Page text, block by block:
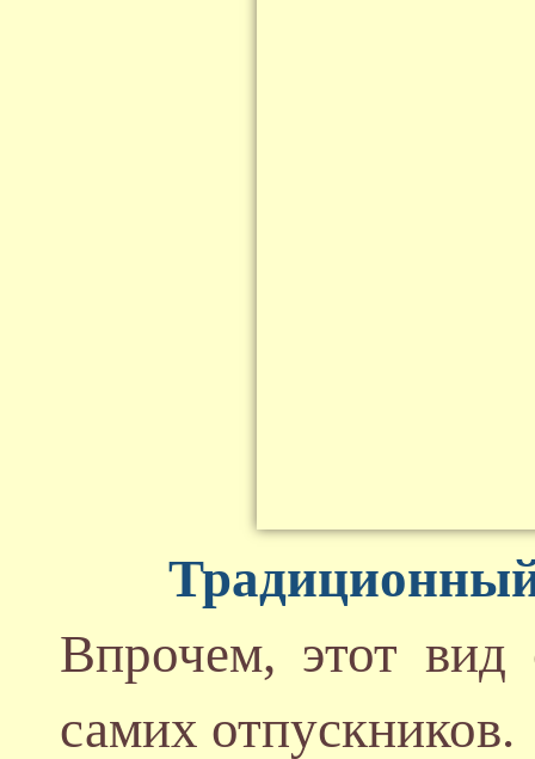
Традиционный
Впрочем, этот вид
самих отпускников.